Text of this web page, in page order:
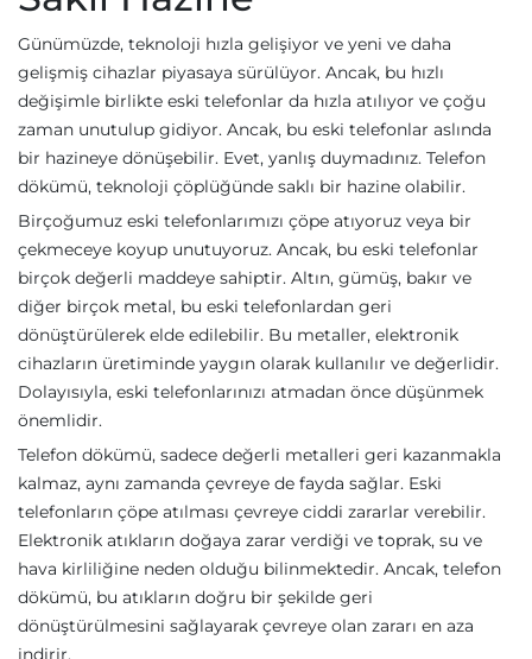
Günümüzde, teknoloji hızla gelişiyor ve yeni ve daha
gelişmiş cihazlar piyasaya sürülüyor. Ancak, bu hızlı
değişimle birlikte eski telefonlar da hızla atılıyor ve çoğu
zaman unutulup gidiyor. Ancak, bu eski telefonlar aslında
bir hazineye dönüşebilir. Evet, yanlış duymadınız. Telefon
dökümü, teknoloji çöplüğünde saklı bir hazine olabilir.
Birçoğumuz eski telefonlarımızı çöpe atıyoruz veya bir
çekmeceye koyup unutuyoruz. Ancak, bu eski telefonlar
birçok değerli maddeye sahiptir. Altın, gümüş, bakır ve
diğer birçok metal, bu eski telefonlardan geri
dönüştürülerek elde edilebilir. Bu metaller, elektronik
cihazların üretiminde yaygın olarak kullanılır ve değerlidir.
Dolayısıyla, eski telefonlarınızı atmadan önce düşünmek
önemlidir.
Telefon dökümü, sadece değerli metalleri geri kazanmakla
kalmaz, aynı zamanda çevreye de fayda sağlar. Eski
telefonların çöpe atılması çevreye ciddi zararlar verebilir.
Elektronik atıkların doğaya zarar verdiği ve toprak, su ve
hava kirliliğine neden olduğu bilinmektedir. Ancak, telefon
dökümü, bu atıkların doğru bir şekilde geri
dönüştürülmesini sağlayarak çevreye olan zararı en aza
indirir.